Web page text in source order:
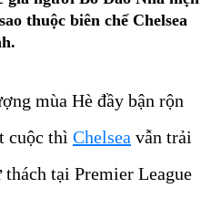
thuộc biên chế Chelsea
mùa Hè đầy bận rộn
cuộc thì Chelsea vẫn trải
tại Premier League